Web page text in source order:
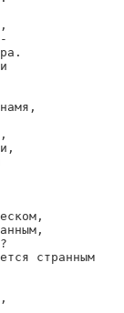
странным